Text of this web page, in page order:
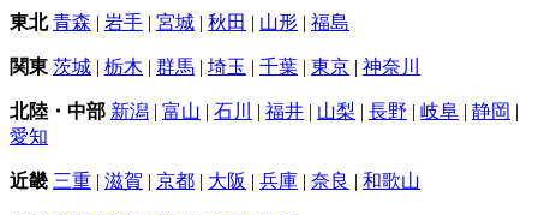
東北 青森 | 岩手 | 宮城 | 秋田 | 山形 | 福島
関東 茨城 | 栃木 | 群馬 | 埼玉 | 千葉 | 東京 | 神奈川
北陸・中部 新潟 | 富山 | 石川 | 福井 | 山梨 | 長野 | 岐阜 | 静岡 |
愛知
近畿 三重 | 滋賀 | 京都 | 大阪 | 兵庫 | 奈良 | 和歌山